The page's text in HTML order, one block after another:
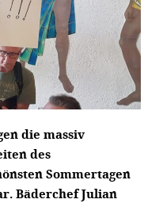
die massiv
des
Sommertagen
Bäderchef Julian